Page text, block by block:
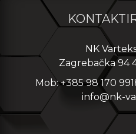
NK
Zagrebačka 94
Mob: +385 98 170
info@nk-